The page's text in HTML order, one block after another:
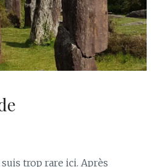
suis trop rare ici. Après